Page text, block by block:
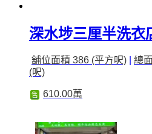
深水埗三厘半洗衣
舖位面積 386 (平方呎) 總
(呎)
售 610.00萬